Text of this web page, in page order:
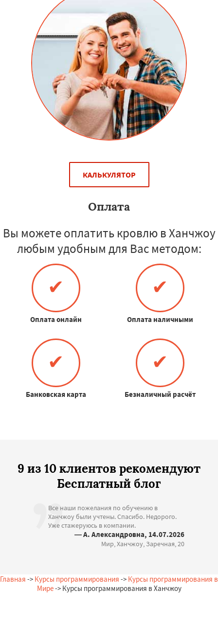
КАЛЬКУЛЯТОР
Оплата
Вы можете оплатить кровлю в Ханчжоу
любым удобным для Вас методом:
✔
Оплата онлайн
✔
Оплата наличными
✔
Банковская карта
✔
Безналичный расчёт
9 из 10 клиентов рекомендуют
Бесплатный блог
Все наши пожелания по обучению в
Ханчжоу были учтены. Спасибо. Недорого.
Уже стажеруюсь в компании.
— А. Александровна, 14.07.2026
Мир, Ханчжоу, Заречная, 20
Главная -> Курсы программирования -> Курсы программирования в
Мире-> Курсы программирования в Ханчжоу